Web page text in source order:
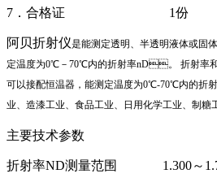
7．合格证 1份
阿贝折射仪是能测定透明、半透明液体或
定温度为0℃－70℃内的折射率nD。 折射率和平
可以接配恒温器，能测定温度为0℃-70℃内的折射
业、造漆工业、食品工业、日用化学工业、
主要技术参数
折射率ND测量范围 1.300～